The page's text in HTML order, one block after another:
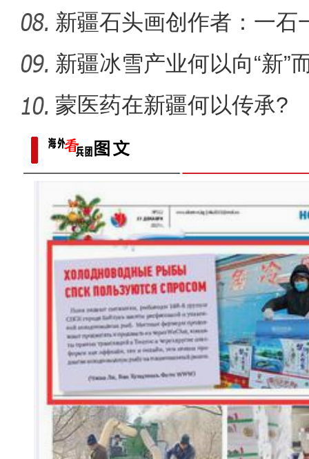
新疆石头画创作者：一石
新疆冰雪产业何以向“新”
蒙医药在新疆何以传承?